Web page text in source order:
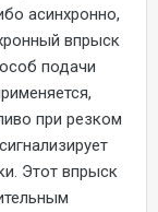
асинхронно,
впрыск
подачи
при резком
Этот впрыск